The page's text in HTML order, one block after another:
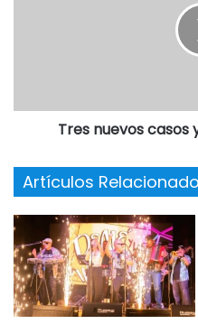
Tres nuevos
Artículos